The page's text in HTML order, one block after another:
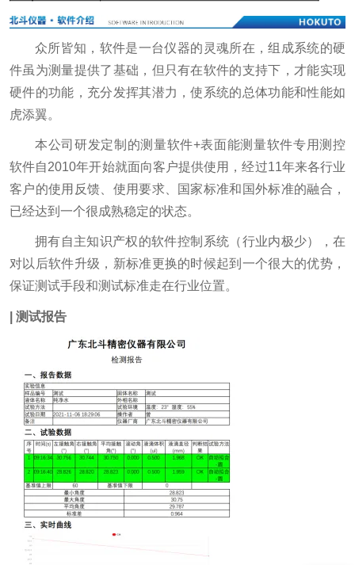
众所皆知，软件是一台仪器的灵魂所在，组成系统的硬
件虽为测量提供了基础，但只有在软件的支持下，才能实现
硬件的功能，充分发挥其潜力，使系统的总体功能和性能如
虎添翼。
本公司研发定制的测量软件+表面能测量软件专用测控
软件自2010年开始就面向客户提供使用，经过11年来各行业
客户的使用反馈、使用要求、国家标准和国外标准的融合，
已经达到一个很成熟稳定的状态。
拥有自主知识产权的软件控制系统（行业内极少），在
对以后软件升级，新标准更换的时候起到一个很大的优势，
保证测试手段和测试标准走在行业位置。
| 测试报告